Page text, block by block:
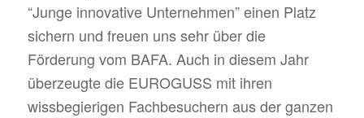
“Junge innovative Unternehmen” einen Platz
sichern und freuen uns sehr über die
Förderung vom BAFA. Auch in diesem Jahr
überzeugte die EUROGUSS mit ihren
wissbegierigen Fachbesuchern aus der ganzen